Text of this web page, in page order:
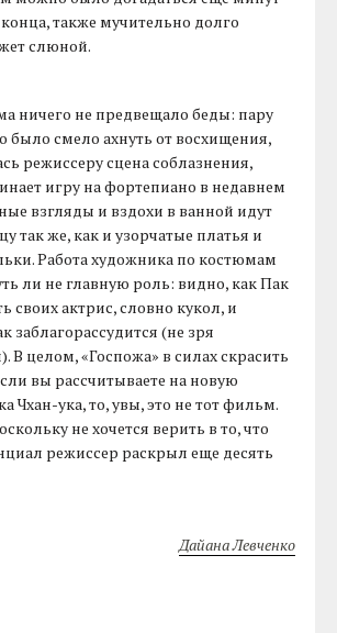
также мучительно долго
слюной.
ничего не предвещало беды: пару
было смело ахнуть от восхищения,
режиссеру сцена соблазнения,
игру на фортепиано в недавнем
взгляды и вздохи в ванной идут
так же, как и узорчатые платья и
Работа художника по костюмам
ли не главную роль: видно, как Пак
своих актрис, словно кукол, и
заблагорассудится (не зря
В целом, «Госпожа» в силах скрасить
вы рассчитываете на новую
Чхан-ука, то, увы, это не тот фильм.
не хочется верить в то, что
режиссер раскрыл еще десять
Дайана Левченко